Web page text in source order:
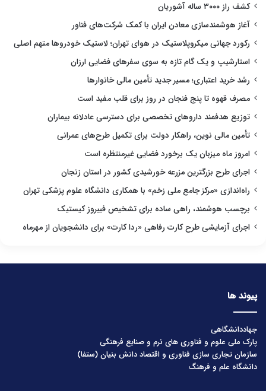
کشف راز ۳۰۰۰ ساله آشوریان
آغاز هوشمندسازی معادن ایران با کمک شرکت‌های فناور
رکورد جهانی میکروپلاستیک در هوای تهران؛ لاستیک خودروها متهم اصلی
استارشیپ و یک گام تازه به سوی سفرهای فضایی ارزان
رشد خرید اعتباری؛ مسیر جدید تأمین مالی خانوارها
مصرف قهوه تا پنج فنجان در روز برای قلب مفید است
توزیع هدفمند داروهای تخصصی برای دسترسی عادلانه بیماران
تأمین مالی نوین، راهکار دولت برای تکمیل طرح‌های عمرانی
امروز ماه میزبان یک برخورد فضایی غیرمنتظره است
اجرای طرح بزرگترین مزرعه خورشیدی کشور در استان زنجان
راه‌اندازی «مرکز جامع ملی زخم» با همکاری دانشگاه علوم پزشکی تهران
برچسب هوشمند، راهی ساده برای تشخیص فیبروز کیستیک
اجرای آزمایشی طرح کارت رفاهی «ردا کارت» برای دانشجویان از مهرماه
پیوند ها
جهاددانشگاهی
پارک ملی علوم و فناوری های نرم و صنایع فرهنگی
سازمان تجاری سازی فناوری و اقتصاد دانش بنیان (ستفا)
دانشگاه علم و فرهنگ